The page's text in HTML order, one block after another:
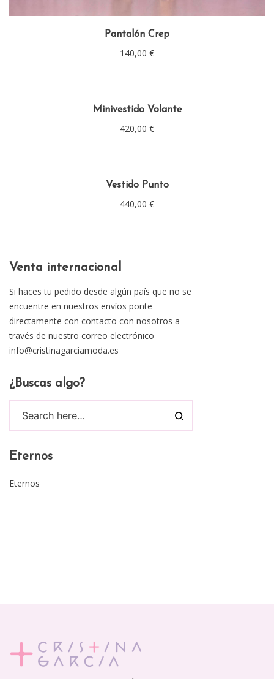
Pantalón Crep
140,00 €
Minivestido Volante
420,00 €
Vestido Punto
440,00 €
Venta internacional
Si haces tu pedido desde algún país que no se
encuentre en nuestros envíos ponte
directamente con contacto con nosotros a
través de nuestro correo electrónico
info@cristinagarciamoda.es
¿Buscas algo?
Eternos
Eternos